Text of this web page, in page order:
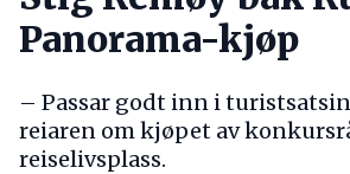
Panorama-kjøp
– Passar godt inn i
reiaren om kjøpet av
reiselivsplass.